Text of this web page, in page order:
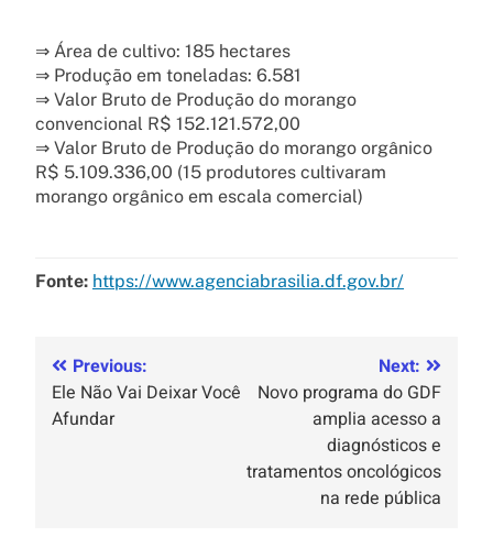
⇒ Área de cultivo: 185 hectares
⇒ Produção em toneladas: 6.581
⇒ Valor Bruto de Produção do morango
convencional R$ 152.121.572,00
⇒ Valor Bruto de Produção do morango orgânico
R$ 5.109.336,00 (15 produtores cultivaram
morango orgânico em escala comercial)
Fonte: https://www.agenciabrasilia.df.gov.br/
Previous:
Ele Não Vai Deixar Você
Afundar
Next:
Novo programa do GDF
amplia acesso a
diagnósticos e
tratamentos oncológicos
na rede pública